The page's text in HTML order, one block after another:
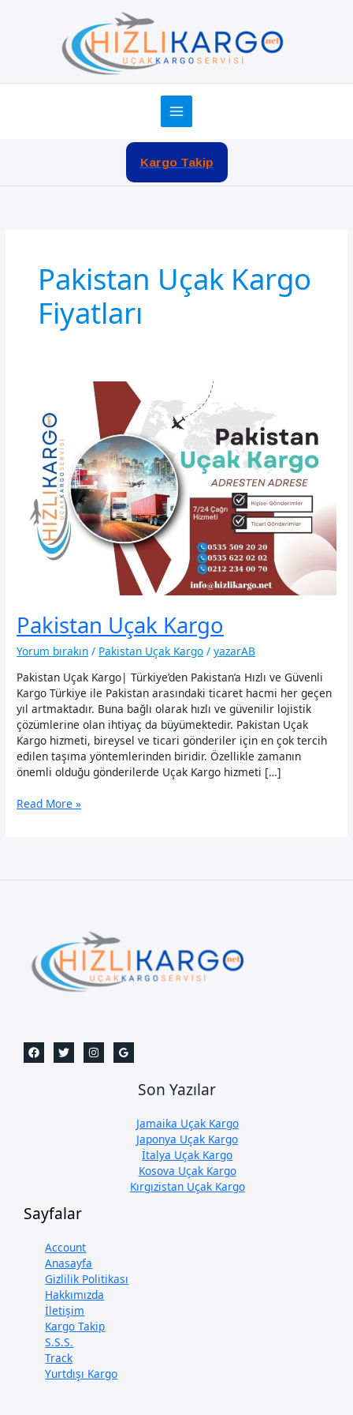
Kargo Takip
Pakistan Uçak Kargo
Fiyatları
Pakistan Uçak Kargo
Yorum bırakın / Pakistan Uçak Kargo /yazarAB
Pakistan Uçak Kargo| Türkiye’den Pakistan’a Hızlı ve Güvenli
Kargo Türkiye ile Pakistan arasındaki ticaret hacmi her geçen
yıl artmaktadır. Buna bağlı olarak hızlı ve güvenilir lojistik
çözümlerine olan ihtiyaç da büyümektedir. Pakistan Uçak
Kargo hizmeti, bireysel ve ticari gönderiler için en çok tercih
edilen taşıma yöntemlerinden biridir. Özellikle zamanın
önemli olduğu gönderilerde Uçak Kargo hizmeti […]
Pakistan
Read More »
Son Yazılar
Jamaika Uçak Kargo
Japonya Uçak Kargo
İtalya Uçak Kargo
Kosova Uçak Kargo
Kırgızistan Uçak Kargo
Sayfalar
Account
Anasayfa
Gizlilik Politikası
Hakkımızda
İletişim
Kargo Takip
S.S.S.
Track
Yurtdışı Kargo